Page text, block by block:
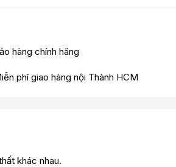
hàng chính hãng
phí giao hàng nội Thành HCM
khác nhau.